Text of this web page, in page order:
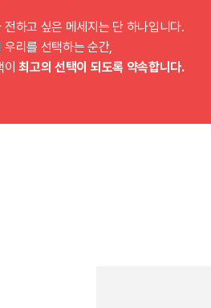
전하고 싶은 메세지는 단 하나입니다.
우리를 선택하는 순간,
이최고의 선택이 되도록 약속합니다.